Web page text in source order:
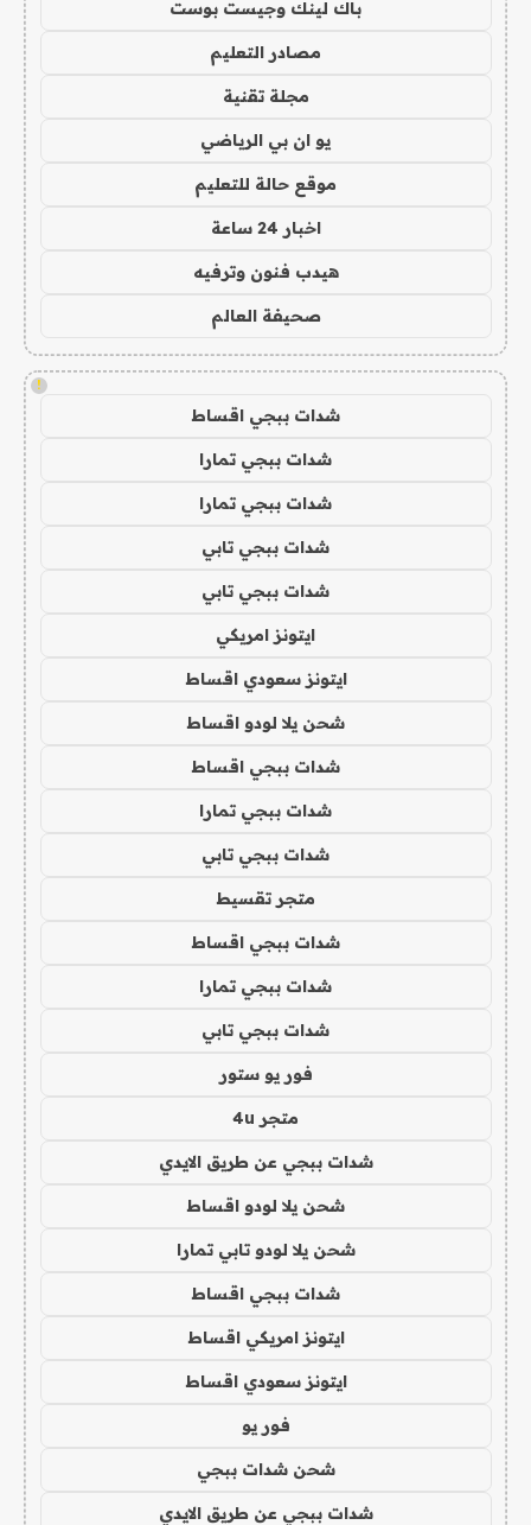
باك لينك وجيست بوست
مصادر التعليم
مجلة تقنية
يو ان بي الرياضي
موقع حالة للتعليم
اخبار 24 ساعة
هيدب فنون وترفيه
صحيفة العالم
!
شدات ببجي اقساط
شدات ببجي تمارا
شدات ببجي تمارا
شدات ببجي تابي
شدات ببجي تابي
ايتونز امريكي
ايتونز سعودي اقساط
شحن يلا لودو اقساط
شدات ببجي اقساط
شدات ببجي تمارا
شدات ببجي تابي
متجر تقسيط
شدات ببجي اقساط
شدات ببجي تمارا
شدات ببجي تابي
فور يو ستور
متجر 4u
شدات ببجي عن طريق الايدي
شحن يلا لودو اقساط
شحن يلا لودو تابي تمارا
شدات ببجي اقساط
ايتونز امريكي اقساط
ايتونز سعودي اقساط
فور يو
شحن شدات ببجي
شدات ببجي عن طريق الايدي